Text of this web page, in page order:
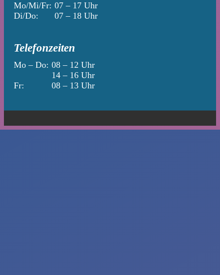
Mo/Mi/Fr: 07 – 17 Uhr
Di/Do:
07 – 18 Uhr
Telefonzeiten
Mo – Do: 08 – 12 Uhr
14 – 16 Uhr
Fr:
08 – 13 Uhr